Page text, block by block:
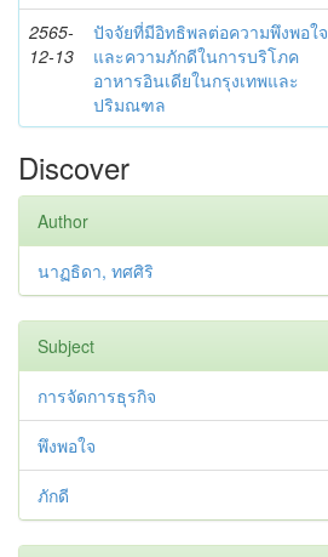
2565-
12-13
ปัจจัยที่มีอิทธิพลต่อความพึงพอใจ
และความภักดีในการบริโภค
อาหารอินเดียในกรุงเทพและ
ปริมณฑล
Discover
Author
นาฏธิดา, ทศศิริ
Subject
การจัดการธุรกิจ
พึงพอใจ
ภักดี